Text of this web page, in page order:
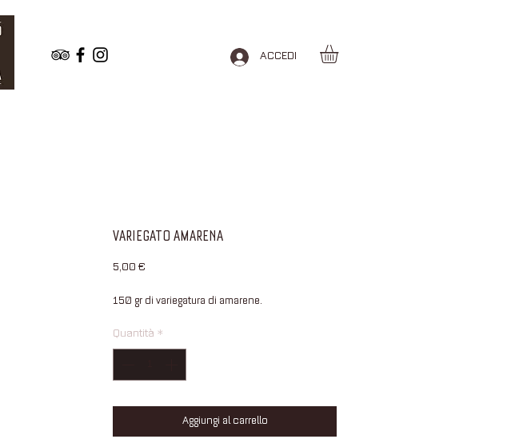
ACCEDI
VARIEGATO AMARENA
5,00 €
150 gr di variegatura di amarene.
Quantità *
Aggiungi al carrello